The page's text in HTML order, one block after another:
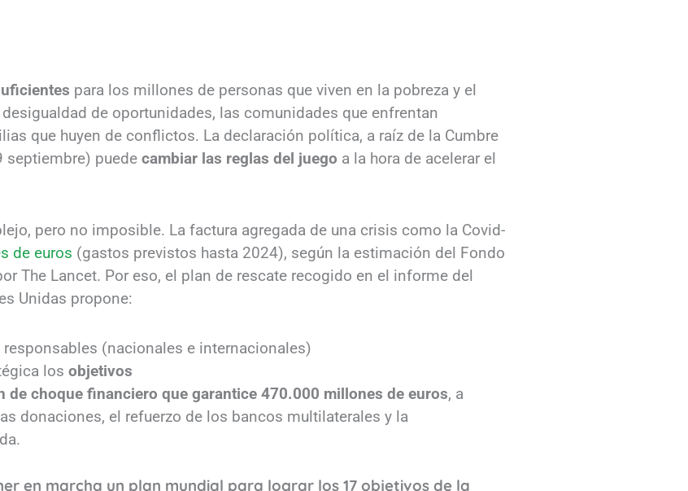
para los millones de personas que viven en la pobreza y el
de oportunidades, las comunidades que enfrentan
que huyen de conflictos. La declaración política, a raíz de la Cumbre
septiembre) puede cambiar las reglas del juego a la hora de acelerar el
pero no imposible. La factura agregada de una crisis como la Covid-
de euros (gastos previstos hasta 2024), según la estimación del Fondo
The Lancet. Por eso, el plan de rescate recogido en el informe del
Unidas propone:
responsables (nacionales e internacionales)
losobjetivos
de choque financiero que garantice 470.000 millones de euros, a
donaciones, el refuerzo de los bancos multilaterales y la
en marcha un plan mundial para lograr los 17 objetivos de la